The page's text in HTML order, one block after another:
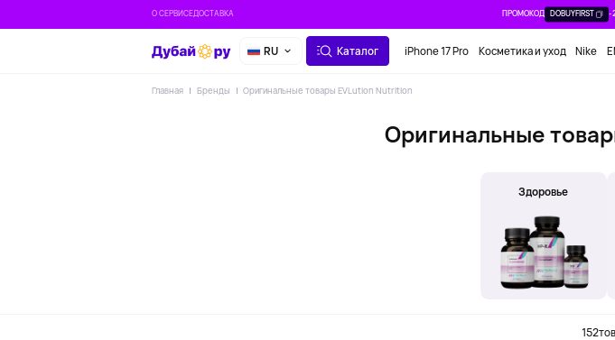
О СЕРВИСЕДОСТАВКА ПРОМОКОД DOBUYFIRST -
RU Каталог iPhone 17 Pro Косметика и уход Nike
Главная Бренды Оригинальные товары EVLution Nutrition
Оригинальные
Здоровье
152